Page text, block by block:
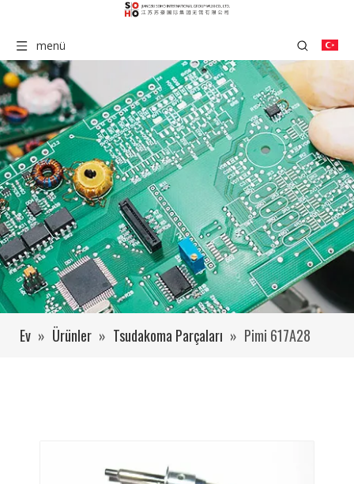
menü
Ev » Ürünler » Tsudakoma Parçaları » Pimi 617A28